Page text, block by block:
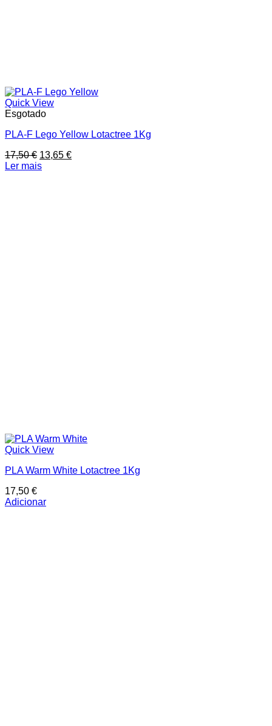
Quick View
Esgotado
PLA-F Lego Yellow Lotactree 1Kg
17,50€ O
preço
13,65 €O
Ler mais
Quick View
PLA Warm White Lotactree 1Kg
17,50 €
Adicionar